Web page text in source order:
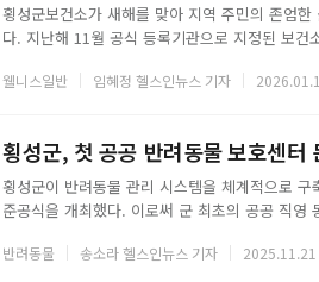
횡성군보건소가 새해를 맞아 지역 주민의 존엄
다. 지난해 11월 공식 등록기관으로 지정된 보
의료 중단 및 호스피스 이용 의사를 성인 스스로
웰니스일반 임혜정 헬스인뉴스 기자
횡성군, 첫 공공 반려동물 보호센
횡성군이 반려동물 관리 시스템을 체계적으로
준공식을 개최했다. 이로써 군 최초의 공공 직영
부지 규모는 9,995㎡, 연면적은 655.95㎡이며
반려동물 송소라 헬스인뉴스 기자